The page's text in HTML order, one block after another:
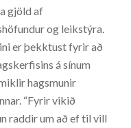
gjöld af
og leikstýra.
er þekktust fyrir að
á sínum
hagsmunir
“Fyrir vikið
raddir um að ef til vill